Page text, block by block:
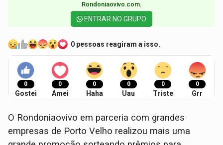
Rondoniaovivo.com.​
ENTRAR NO GRUPO
0 pessoas reagiram a isso.
0
Gostei
0
Amei
0
Haha
0
Uau
0
Triste
0
Grr
O Rondoniaovivo em parceria com grandes
empresas de Porto Velho realizou mais uma